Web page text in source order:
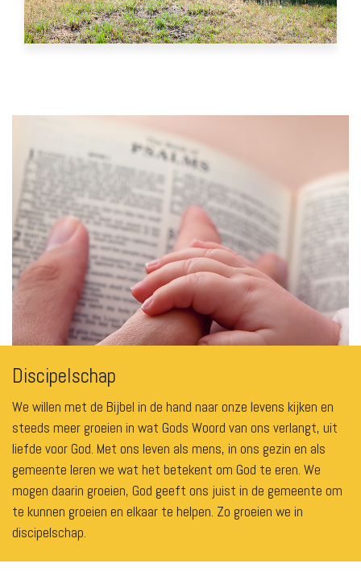
Discipelschap
We willen met de Bijbel in de hand naar onze levens kijken en
steeds meer groeien in wat Gods Woord van ons verlangt, uit
liefde voor God. Met ons leven als mens, in ons gezin en als
gemeente leren we wat het betekent om God te eren. We
mogen daarin groeien, God geeft ons juist in de gemeente om
te kunnen groeien en elkaar te helpen. Zo groeien we in
discipelschap.